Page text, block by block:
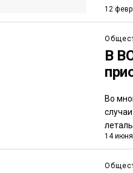
12
В
Во
14